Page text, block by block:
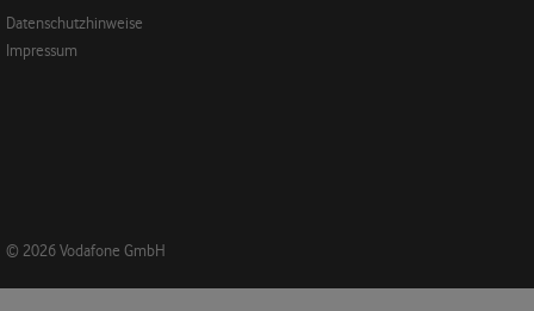
Datenschutzhinweise
Impressum
© 2026 Vodafone GmbH